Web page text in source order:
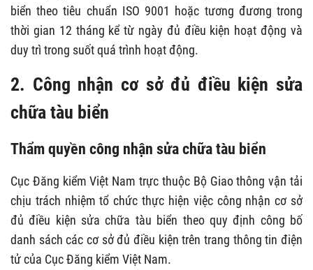
biển theo tiêu chuẩn ISO 9001 hoặc tương đương trong
thời gian 12 tháng kể từ ngày đủ điều kiện hoạt động và
duy trì trong suốt quá trình hoạt động.
2. Công nhận cơ sở đủ điều kiện sửa
chữa tàu biển
Thẩm quyền công nhận sửa chữa tàu biển
Cục Đăng kiểm Việt Nam trực thuộc Bộ Giao thông vận tải
chịu trách nhiệm tổ chức thực hiện việc công nhận cơ sở
đủ điều kiện sửa chữa tàu biển theo quy định công bố
danh sách các cơ sở đủ điều kiện trên trang thông tin điện
tử của Cục Đăng kiểm Việt Nam.